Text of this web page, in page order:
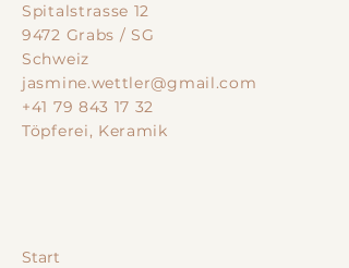
Spitalstrasse 12
9472 Grabs / SG
Schweiz
jasmine.wettler@gmail.com
+41 79 843 17 32
Töpferei, Keramik
Start